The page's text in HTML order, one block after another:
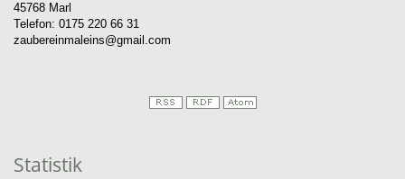
45768 Marl
Telefon: 0175 220 66 31
zaubereinmaleins@gmail.com
Statistik